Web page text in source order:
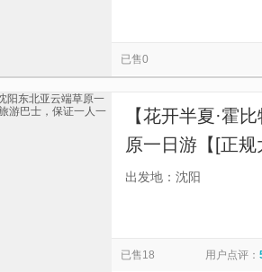
已售0
【花开半夏·霍
原一日游【[正
证一人一正座】
出发地：沈阳
已售18 用户点评：